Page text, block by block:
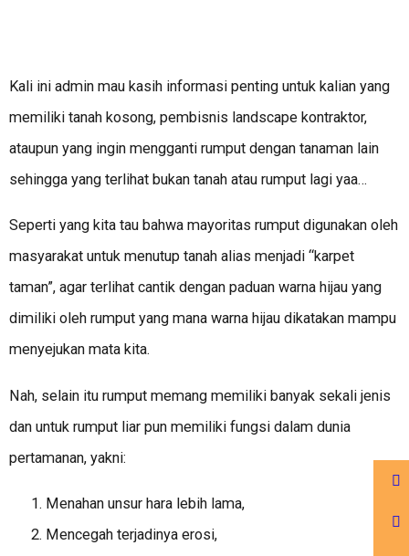
Kali ini admin mau kasih informasi penting untuk kalian yang
memiliki tanah kosong, pembisnis landscape kontraktor,
ataupun yang ingin mengganti rumput dengan tanaman lain
sehingga yang terlihat bukan tanah atau rumput lagi yaa…
Seperti yang kita tau bahwa mayoritas rumput digunakan oleh
masyarakat untuk menutup tanah alias menjadi “karpet
taman”, agar terlihat cantik dengan paduan warna hijau yang
dimiliki oleh rumput yang mana warna hijau dikatakan mampu
menyejukan mata kita.
Nah, selain itu rumput memang memiliki banyak sekali jenis
dan untuk rumput liar pun memiliki fungsi dalam dunia
pertamanan, yakni:
Menahan unsur hara lebih lama,
Mencegah terjadinya erosi,